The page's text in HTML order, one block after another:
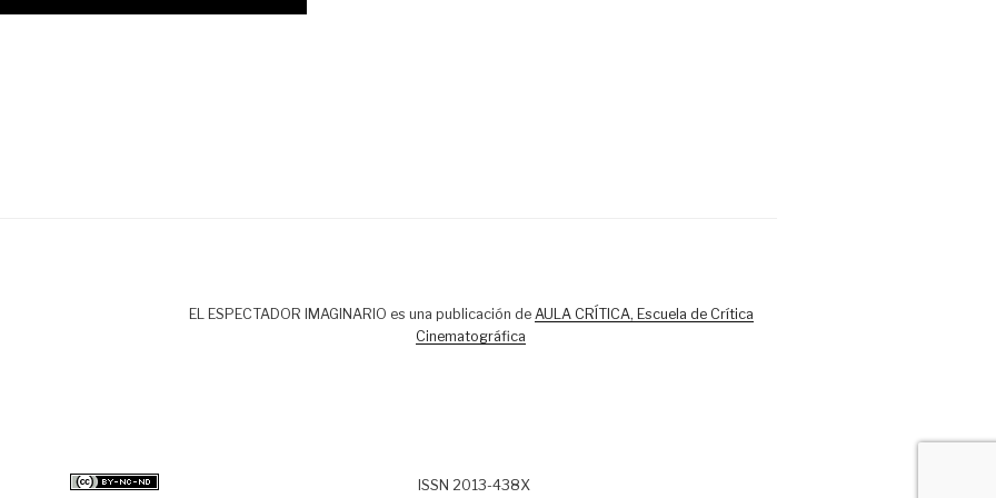
EL ESPECTADOR IMAGINARIO es una publicación de AULA CRÍTICA, Escuela de Crítica
Cinematográfica
ISSN 2013-438X